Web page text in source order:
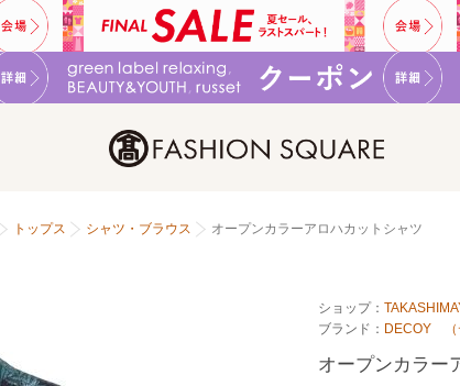
トップス シャツ・ブラウス オープンカラーアロハカットシャツ
ショップ：
ブランド： DECOY （
オープンカラー